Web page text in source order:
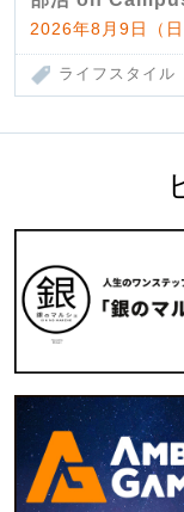
2026年8月9日（
ライフスタイル